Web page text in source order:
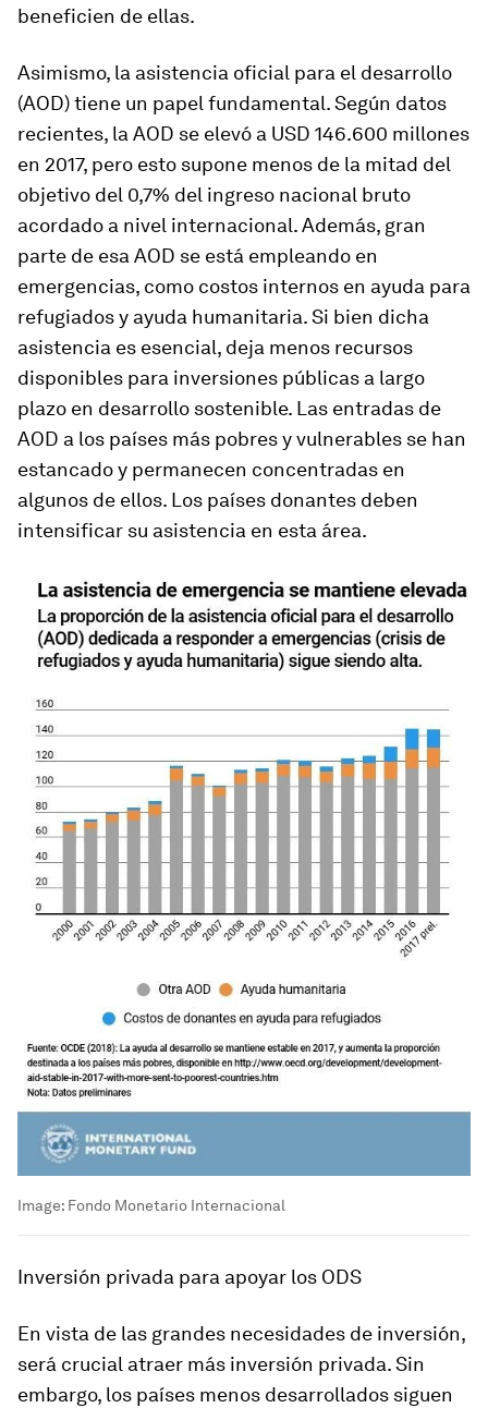
beneficien de ellas.
Asimismo, la asistencia oficial para el desarrollo
(AOD) tiene un papel fundamental. Según datos
recientes, la AOD se elevó a USD 146.600 millones
en 2017, pero esto supone menos de la mitad del
objetivo del 0,7% del ingreso nacional bruto
acordado a nivel internacional. Además, gran
parte de esa AOD se está empleando en
emergencias, como costos internos en ayuda para
refugiados y ayuda humanitaria. Si bien dicha
asistencia es esencial, deja menos recursos
disponibles para inversiones públicas a largo
plazo en desarrollo sostenible. Las entradas de
AOD a los países más pobres y vulnerables se han
estancado y permanecen concentradas en
algunos de ellos. Los países donantes deben
intensificar su asistencia en esta área.
Image: Fondo Monetario Internacional
Inversión privada para apoyar los ODS
En vista de las grandes necesidades de inversión,
será crucial atraer más inversión privada. Sin
embargo, los países menos desarrollados siguen